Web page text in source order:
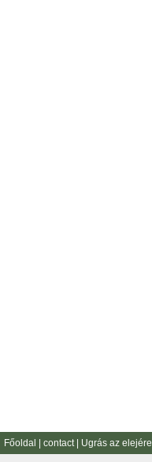
Főoldal contact Ugrás az elejére